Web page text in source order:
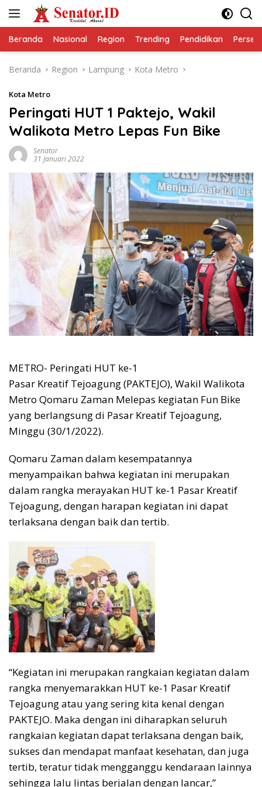
Beranda Nasional Region Trending Pendidikan
Beranda Region Lampung Kota Metro
Kota Metro
Peringati HUT 1 Paktejo, Wakil
Walikota Metro Lepas Fun Bike
Senator
31 Januari 2022
METRO- Peringati HUT ke-1
Pasar Kreatif Tejoagung (PAKTEJO), Wakil Walikota
Metro Qomaru Zaman Melepas kegiatan Fun Bike
yang berlangsung di Pasar Kreatif Tejoagung,
Minggu (30/1/2022).
Qomaru Zaman dalam kesempatannya
menyampaikan bahwa kegiatan ini merupakan
dalam rangka merayakan HUT ke-1 Pasar Kreatif
Tejoagung, dengan harapan kegiatan ini dapat
terlaksana dengan baik dan tertib.
“Kegiatan ini merupakan rangkaian kegiatan dalam
rangka menyemarakkan HUT ke-1 Pasar Kreatif
Tejoagung atau yang sering kita kenal dengan
PAKTEJO. Maka dengan ini diharapkan seluruh
rangkaian kegiatan dapat terlaksana dengan baik,
sukses dan mendapat manfaat kesehatan, dan juga
tertib, teratur tidak mengganggu kendaraan lainnya
sehingga lalu lintas berjalan dengan lancar,”